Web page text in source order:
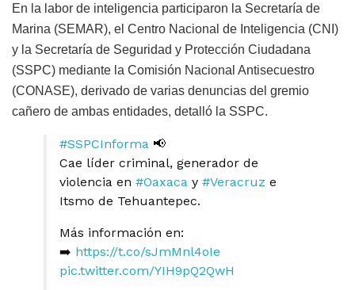
En la labor de inteligencia participaron la Secretaría de
Marina (SEMAR), el Centro Nacional de Inteligencia (CNI)
y la Secretaría de Seguridad y Protección Ciudadana
(SSPC) mediante la Comisión Nacional Antisecuestro
(CONASE), derivado de varias denuncias del gremio
cañero de ambas entidades, detalló la SSPC.
#SSPCInforma 📢
Cae líder criminal, generador de
violencia en #Oaxaca y #Veracruz e
Itsmo de Tehuantepec.
Más información en:
➡️ https://t.co/sJmMnl4oIe
pic.twitter.com/YIH9pQ2QwH